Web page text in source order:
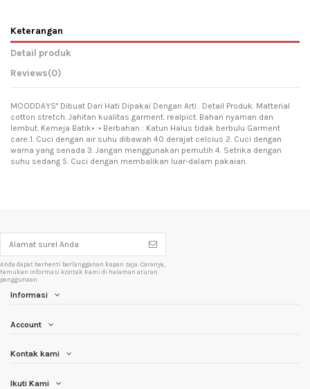
Keterangan
Detail produk
Reviews(0)
MOODDAYS" Dibuat Dari Hati Dipakai Dengan Arti . Detail Produk. Matterial
cotton stretch. Jahitan kualitas garment. realpict. Bahan nyaman dan
lembut. Kemeja Batik• :• Berbahan : Katun Halus tidak berbulu Garment
care:1. Cuci dengan air suhu dibawah 40 derajat celcius 2. Cuci dengan
warna yang senada 3. Jangan menggunakan pemutih 4. Setrika dengan
suhu sedang 5. Cuci dengan membalikan luar-dalam pakaian.
Anda dapat berhenti berlangganan kapan saja. Caranya,
temukan informasi kontak kami di halaman aturan
penggunaan.
Informasi
Account
Kontak kami
Ikuti Kami